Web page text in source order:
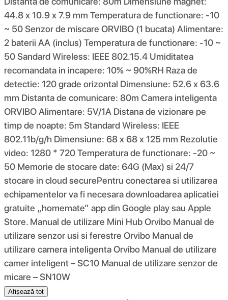
44.8 x 10.9 x 7.9 mm Temperatura de functionare: -10
~ 50 Senzor de miscare ORVIBO (1 bucata) Alimentare:
2 baterii AA (inclus) Temperatura de functionare: -10 ~
50 Sandard Wireless: IEEE 802.15.4 Umiditatea
recomandata in incapere: 10% ~ 90%RH Raza de
detectie: 120 grade orizontal Dimensiune: 52.6 x 63.6
mm Distanta de comunicare: 80m Camera inteligenta
ORVIBO Alimentare: 5V/1A Distana de vizionare pe
timp de noapte: 5m Standard Wireless: IEEE
802.11b/g/h Dimensiune: 68 x 68 x 125 mm Rezolutie
video: 1280 * 720 Temperatura de functionare: -20 ~
50 Memorie de stocare date: 64G (Max) si 24/7
stocare in cloud securePentru conectarea si utilizarea
echipamentelor va fi necesara downloadarea aplicatiei
gratuite „homemate” app din Google play sau Apple
Store. Manual de utilizare Mini Hub Orvibo Manual de
utilizare senzor usi si ferestre Orvibo Manual de
utilizare camera inteligenta Orvibo Manual de utilizare
camer inteligent – SC10 Manual de utilizare senzor de
micare – SN10W
Afișează tot